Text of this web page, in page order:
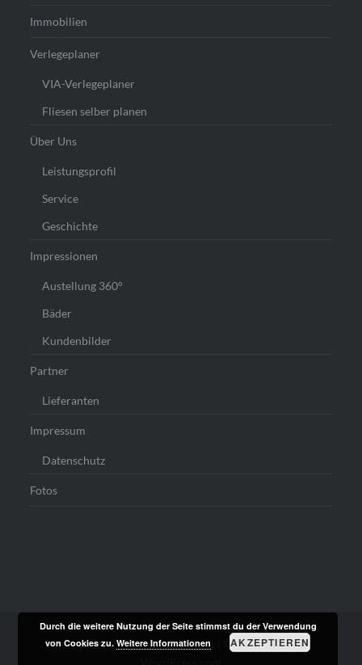
Immobilien
Verlegeplaner
VIA-Verlegeplaner
Fliesen selber planen
Über Uns
Leistungsprofil
Service
Geschichte
Impressionen
Austellung 360°
Bäder
Kundenbilder
Partner
Lieferanten
Impressum
Datenschutz
Fotos
Stolz präsentiert von WordPress
Theme: Dyad von
Durch die weitere Nutzung der Seite stimmst du der Verwendung
von Cookies zu.Weitere Informationen AKZEPTIEREN